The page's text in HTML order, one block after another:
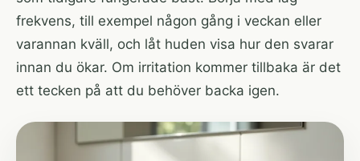
frekvens, till exempel någon gång i veckan eller
varannan kväll, och låt huden visa hur den svarar
innan du ökar. Om irritation kommer tillbaka är det
ett tecken på att du behöver backa igen.